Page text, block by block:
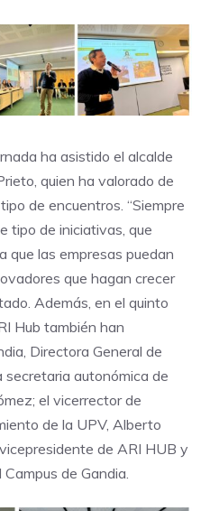
ha asistido el alcalde
quien ha valorado de
de encuentros. “Siempre
tipo de iniciativas, que
que las empresas puedan
que hagan crecer
Además, en el quinto
Hub también han
Directora General de
secretaria autonómica de
el vicerrector de
de la UPV, Alberto
de ARI HUB y
de Gandia.